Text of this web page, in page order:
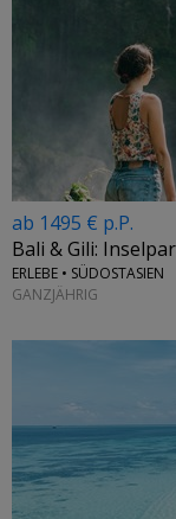
ab 1495 € p.P.
Bali & Gili:
ERLEBE • SÜDOSTASIEN
GANZJÄHRIG